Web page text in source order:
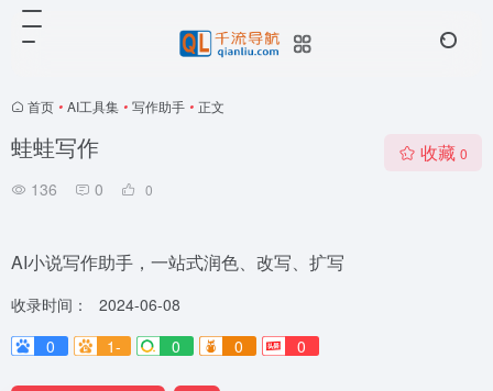
首页 • AI工具集 • 写作助手 • 正文
蛙蛙写作
136 0 0
收藏 0
AI小说写作助手，一站式润色、改写、扩写
收录时间：
2024-06-08
0
1- 0 0 0